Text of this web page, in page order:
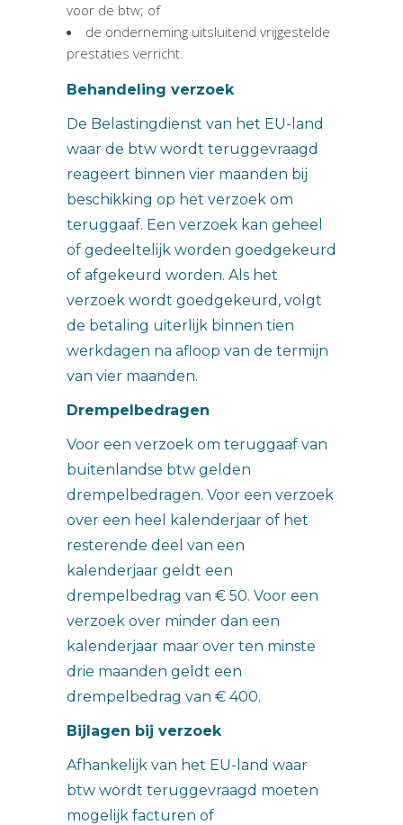
voor de btw; of
de onderneming uitsluitend vrijgestelde
prestaties verricht.
Behandeling verzoek
De Belastingdienst van het EU-land
waar de btw wordt teruggevraagd
reageert binnen vier maanden bij
beschikking op het verzoek om
teruggaaf. Een verzoek kan geheel
of gedeeltelijk worden goedgekeurd
of afgekeurd worden. Als het
verzoek wordt goedgekeurd, volgt
de betaling uiterlijk binnen tien
werkdagen na afloop van de termijn
van vier maanden.
Drempelbedragen
Voor een verzoek om teruggaaf van
buitenlandse btw gelden
drempelbedragen. Voor een verzoek
over een heel kalenderjaar of het
resterende deel van een
kalenderjaar geldt een
drempelbedrag van € 50. Voor een
verzoek over minder dan een
kalenderjaar maar over ten minste
drie maanden geldt een
drempelbedrag van € 400.
Bijlagen bij verzoek
Afhankelijk van het EU-land waar
btw wordt teruggevraagd moeten
mogelijk facturen of